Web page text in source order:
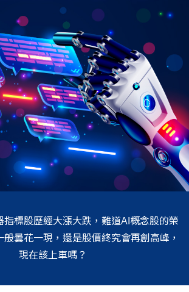
指標股歷經大漲大跌，難道AI概念股的榮
般曇花一現，還是股價終究會再創高峰，
現在該上車嗎？